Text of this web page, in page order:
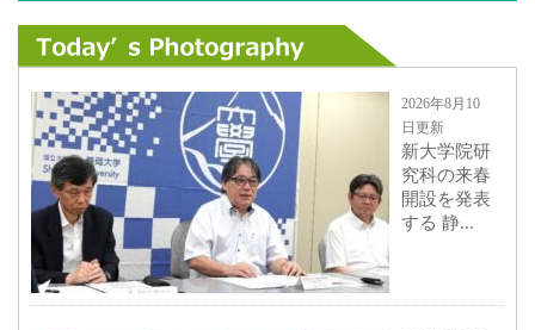
2026年8月10
日更新
新大学院研
究科の来春
開設を発表
する 静...